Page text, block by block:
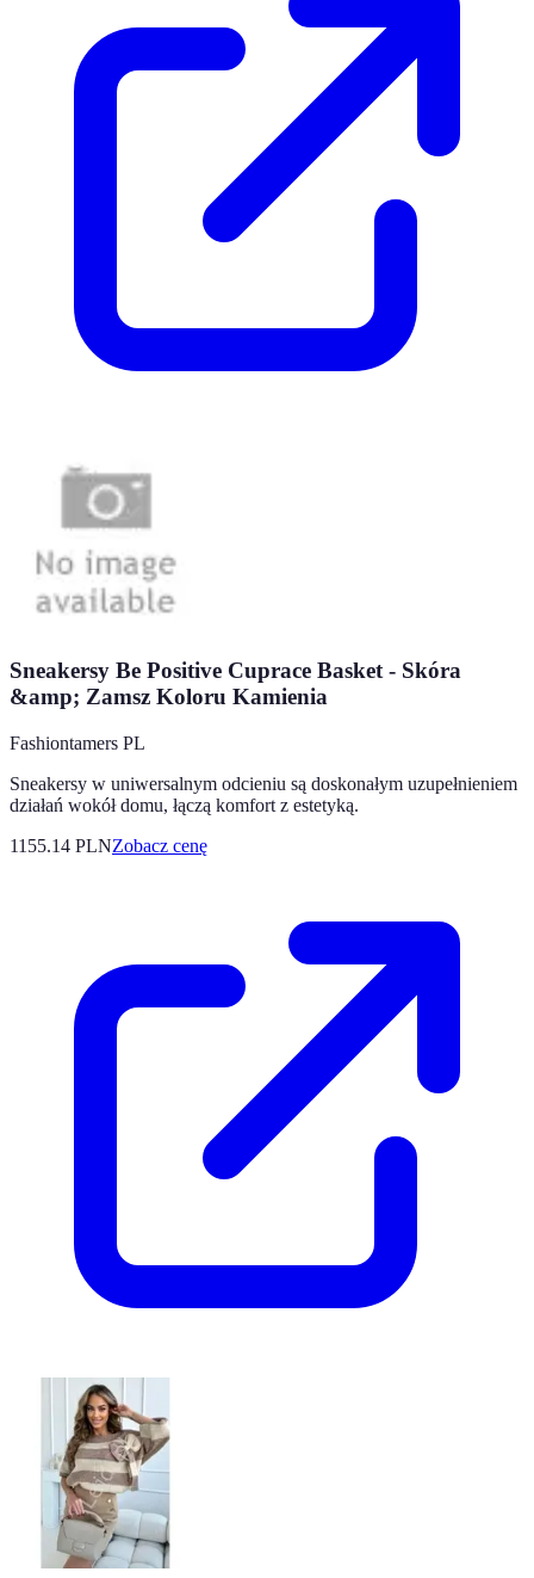
Sneakersy Be Positive Cuprace Basket - Skóra
&amp; Zamsz Koloru Kamienia
Fashiontamers PL
Sneakersy w uniwersalnym odcieniu są doskonałym uzupełnieniem
działań wokół domu, łączą komfort z estetyką.
1155.14 PLNZobacz cenę